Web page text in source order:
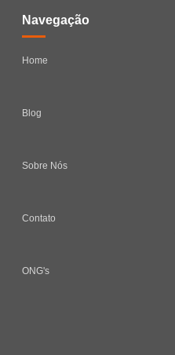
Navegação
Home
Blog
Sobre Nós
Contato
ONG's